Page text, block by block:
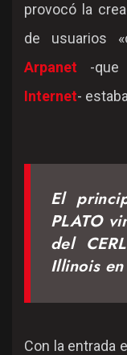
provocó la
de usuarios
Arpanet -que
Internet-
El
PLATO
del
Illinois
Con la entrada